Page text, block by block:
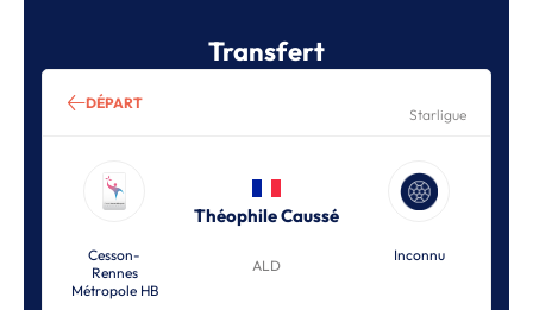
Transfert
DÉPART
Starligue
Cesson-
Rennes
Métropole HB
Théophile Caussé
ALD
Inconnu